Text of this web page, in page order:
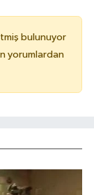
bulunuyor
yorumlardan